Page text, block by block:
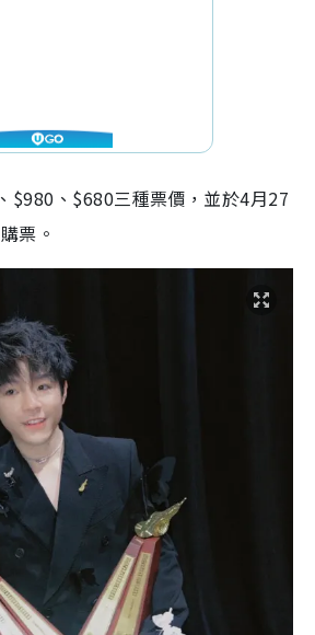
$980、$680三種票價，並於4月27
票。